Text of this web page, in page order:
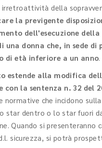
della
la previgente
dell'esecuzione
donna che, in sede
di età inferiore a un anno.
estende alla modifica
la sentenza n. 32 del
che incidono
star dentro o lo star fuori
Quando si presenteranno
sicurezza, si potrà